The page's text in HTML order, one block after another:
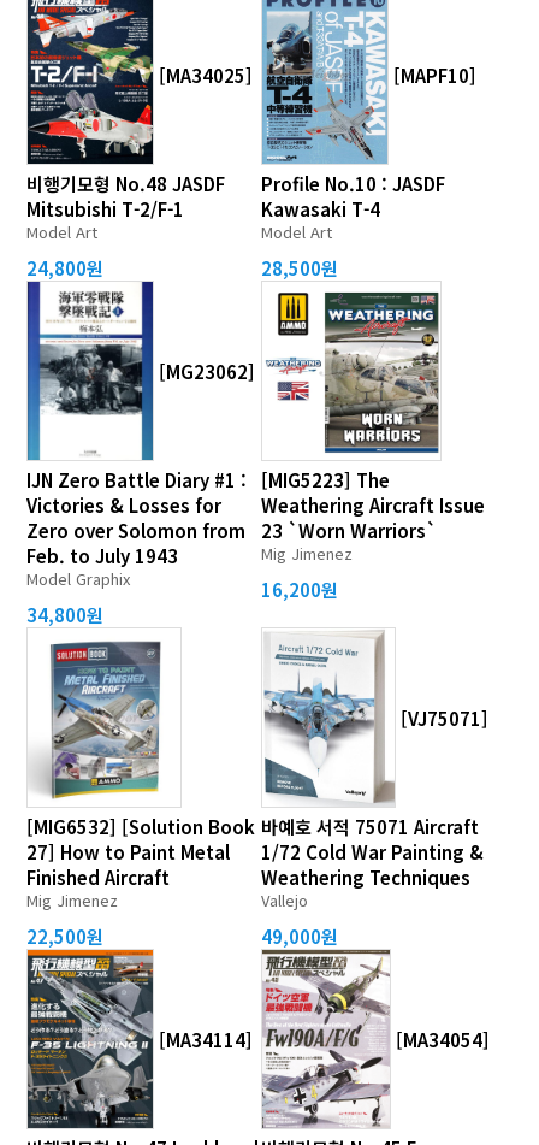
[MA34025]
비행기모형 No.48 JASDF
Mitsubishi T-2/F-1
Model Art
24,800원
[MAPF10]
Profile No.10 : JASDF
Kawasaki T-4
Model Art
28,500원
[MG23062]
IJN Zero Battle Diary #1 :
Victories & Losses for
Zero over Solomon from
Feb. to July 1943
Model Graphix
34,800원
[MIG5223] The
Weathering Aircraft Issue
23 `Worn Warriors`
Mig Jimenez
16,200원
[MIG6532] [Solution Book
27] How to Paint Metal
Finished Aircraft
Mig Jimenez
22,500원
[VJ75071]
바예호 서적 75071 Aircraft
1/72 Cold War Painting &
Weathering Techniques
Vallejo
49,000원
[MA34114] [MA34054]